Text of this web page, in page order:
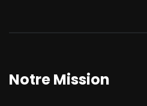
Notre Mission